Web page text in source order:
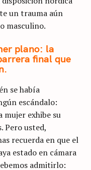
un trauma aún
masculino.
plano: la
final que
se había
escándalo:
exhibe su
Pero usted,
recuerda en que el
estado en cámara
admitirlo: